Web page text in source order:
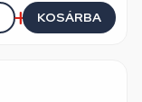
KOSÁRBA